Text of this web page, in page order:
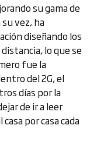
su gama de
vez, ha
diseñando los
lo que se
fue la
del 2G, el
días por la
de ir a leer
por casa cada